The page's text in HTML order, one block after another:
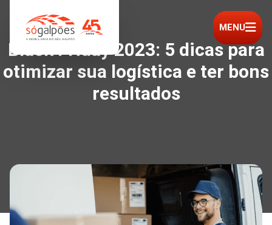
MENU
Black Friday 2023: 5 dicas para
otimizar sua logística e ter bons
resultados